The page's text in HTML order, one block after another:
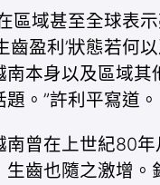
區域甚至全球表
齒盈利’狀態若何
南本身以及區域其
。”許利平寫道。
南曾在上世紀80
生齒也隨之激增。